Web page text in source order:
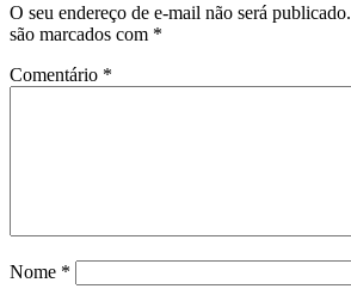
O seu endereço de e-mail não será publicado.
são marcados com *
Comentário *
Nome *